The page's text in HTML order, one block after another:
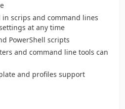
in scrips and command lines
at any time
PowerShell scripts
and command line tools can
and profiles support